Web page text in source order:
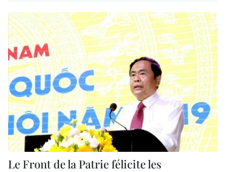
Le Front de la Patrie félicite les